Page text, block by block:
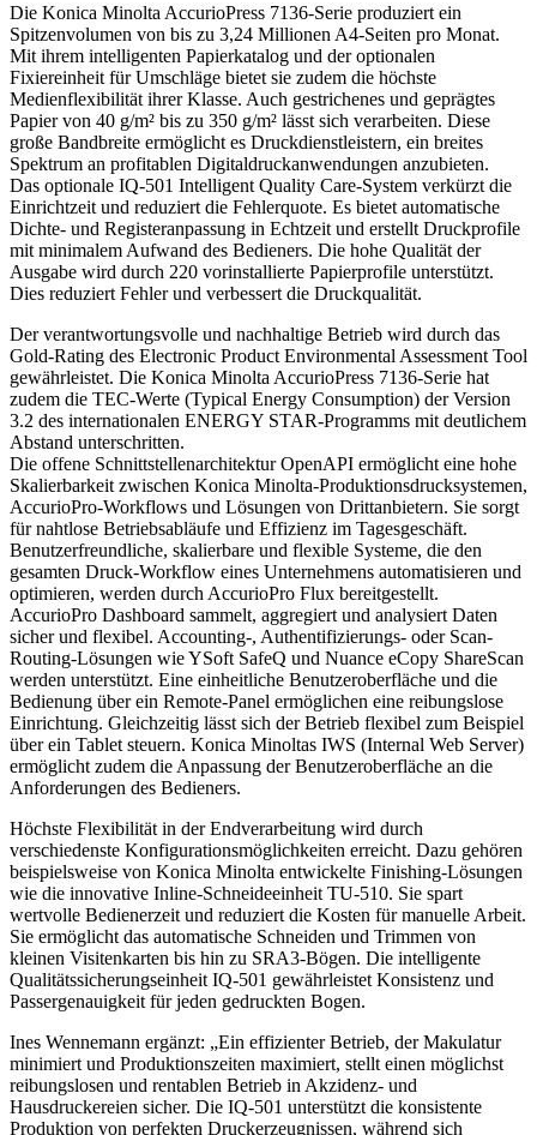
Die Konica Minolta AccurioPress 7136-Serie produziert ein
Spitzenvolumen von bis zu 3,24 Millionen A4-Seiten pro Monat.
Mit ihrem intelligenten Papierkatalog und der optionalen
Fixiereinheit für Umschläge bietet sie zudem die höchste
Medienflexibilität ihrer Klasse. Auch gestrichenes und geprägtes
Papier von 40 g/m² bis zu 350 g/m² lässt sich verarbeiten. Diese
große Bandbreite ermöglicht es Druckdienstleistern, ein breites
Spektrum an profitablen Digitaldruckanwendungen anzubieten.
Das optionale IQ-501 Intelligent Quality Care-System verkürzt die
Einrichtzeit und reduziert die Fehlerquote. Es bietet automatische
Dichte- und Registeranpassung in Echtzeit und erstellt Druckprofile
mit minimalem Aufwand des Bedieners. Die hohe Qualität der
Ausgabe wird durch 220 vorinstallierte Papierprofile unterstützt.
Dies reduziert Fehler und verbessert die Druckqualität.
Der verantwortungsvolle und nachhaltige Betrieb wird durch das
Gold-Rating des Electronic Product Environmental Assessment Tool
gewährleistet. Die Konica Minolta AccurioPress 7136-Serie hat
zudem die TEC-Werte (Typical Energy Consumption) der Version
3.2 des internationalen ENERGY STAR-Programms mit deutlichem
Abstand unterschritten.
Die offene Schnittstellenarchitektur OpenAPI ermöglicht eine hohe
Skalierbarkeit zwischen Konica Minolta-Produktionsdrucksystemen,
AccurioPro-Workflows und Lösungen von Drittanbietern. Sie sorgt
für nahtlose Betriebsabläufe und Effizienz im Tagesgeschäft.
Benutzerfreundliche, skalierbare und flexible Systeme, die den
gesamten Druck-Workflow eines Unternehmens automatisieren und
optimieren, werden durch AccurioPro Flux bereitgestellt.
AccurioPro Dashboard sammelt, aggregiert und analysiert Daten
sicher und flexibel. Accounting-, Authentifizierungs- oder Scan-
Routing-Lösungen wie YSoft SafeQ und Nuance eCopy ShareScan
werden unterstützt. Eine einheitliche Benutzeroberfläche und die
Bedienung über ein Remote-Panel ermöglichen eine reibungslose
Einrichtung. Gleichzeitig lässt sich der Betrieb flexibel zum Beispiel
über ein Tablet steuern. Konica Minoltas IWS (Internal Web Server)
ermöglicht zudem die Anpassung der Benutzeroberfläche an die
Anforderungen des Bedieners.
Höchste Flexibilität in der Endverarbeitung wird durch
verschiedenste Konfigurationsmöglichkeiten erreicht. Dazu gehören
beispielsweise von Konica Minolta entwickelte Finishing-Lösungen
wie die innovative Inline-Schneideeinheit TU-510. Sie spart
wertvolle Bedienerzeit und reduziert die Kosten für manuelle Arbeit.
Sie ermöglicht das automatische Schneiden und Trimmen von
kleinen Visitenkarten bis hin zu SRA3-Bögen. Die intelligente
Qualitätssicherungseinheit IQ-501 gewährleistet Konsistenz und
Passergenauigkeit für jeden gedruckten Bogen.
Ines Wennemann ergänzt: „Ein effizienter Betrieb, der Makulatur
minimiert und Produktionszeiten maximiert, stellt einen möglichst
reibungslosen und rentablen Betrieb in Akzidenz- und
Hausdruckereien sicher. Die IQ-501 unterstützt die konsistente
Produktion von perfekten Druckerzeugnissen, während sich